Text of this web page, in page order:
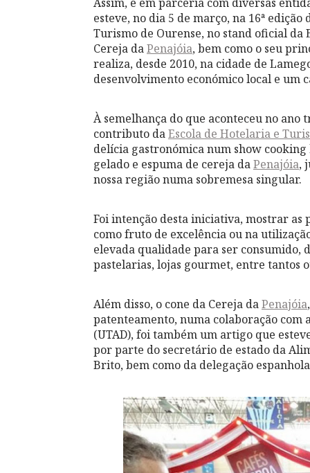
esteve, no dia 5 de março, na 16ª edição
Turismo de Ourense, no stand oficial
Cereja daPenajóia, bem como o seu
realiza, desde 2010, na cidade de
desenvolvimento económico local e um
À semelhança do que aconteceu no ano
contributo daEscola de Hotelaria e
delícia gastronómica num show
gelado e espuma de cereja daPenajóia,
nossa região numa sobremesa singular.
Foi intenção desta iniciativa, mostrar as
como fruto de excelência ou na
elevada qualidade para ser
pastelarias, lojas gourmet, entre tantos
Além disso, o cone da Cereja daPenajóia
patenteamento, numa colaboração com
(UTAD), foi também um artigo que
por parte do secretário de estado da
Brito, bem como da delegação